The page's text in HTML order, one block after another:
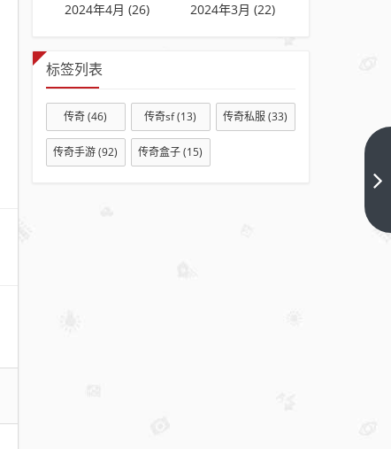
2024年4月 (26)
2024年3月 (22)
标签列表
传奇(46) 传奇sf(13) 传奇私服(33)
传奇手游(92) 传奇盒子(15)